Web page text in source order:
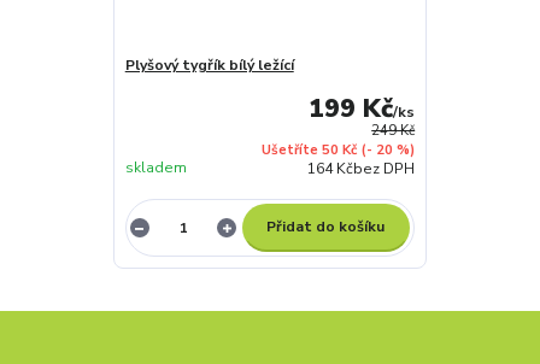
Plyšový tygřík bílý ležící
249 Kč
Ušetříte 50 Kč (- 20 %)
199 Kč/ks
164 Kčbez DPH
skladem
Přidat do košíku